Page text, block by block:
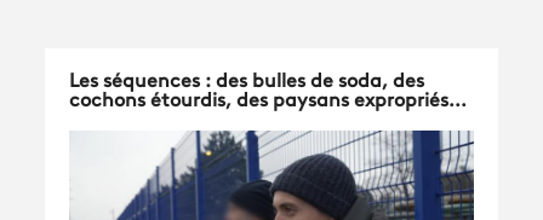
Les séquences : des bulles de soda, des
cochons étourdis, des paysans expropriés...